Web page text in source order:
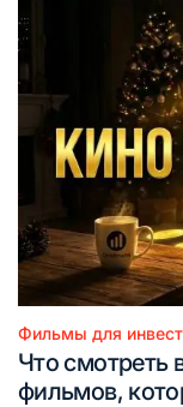
Опубликовано
в
Фильмы для
Что смотреть
фильмов,